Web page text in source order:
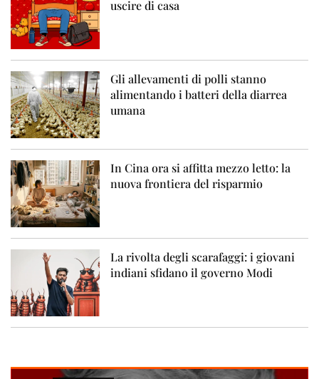
uscire di casa
Gli allevamenti di polli stanno
alimentando i batteri della diarrea
umana
In Cina ora si affitta mezzo letto: la
nuova frontiera del risparmio
La rivolta degli scarafaggi: i giovani
indiani sfidano il governo Modi